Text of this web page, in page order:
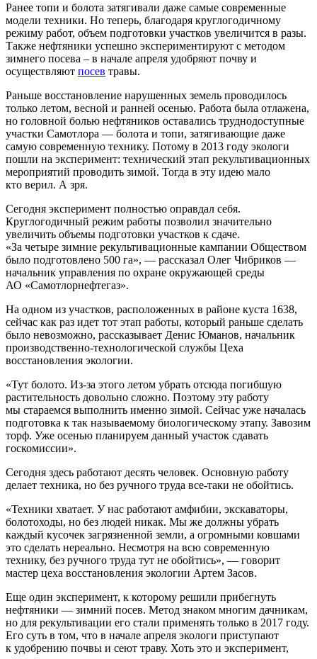
Ранее топи и болота затягивали даже самые современные
модели техники. Но теперь, благодаря круглогодичному
режиму работ, объем подготовки участков увеличится в разы.
Также нефтяники успешно экспериментируют с методом
зимнего посева – в начале апреля удобряют почву и
осуществляют посев травы.
Раньше восстановление нарушенных земель проводилось
только летом, весной и ранней осенью. Работа была отлажена,
но головной болью нефтяников оставались труднодоступные
участки Самотлора — болота и топи, затягивающие даже
самую современную технику. Потому в 2013 году экологи
пошли на эксперимент: технический этап рекультивационных
мероприятий проводить зимой. Тогда в эту идею мало
кто верил. А зря.
Сегодня эксперимент полностью оправдал себя.
Круглогодичный режим работы позволил значительно
увеличить объемы подготовки участков к сдаче.
«За четыре зимние рекультивационные кампании Обществом
было подготовлено 500 га», — рассказал Олег Чибриков —
начальник управления по охране окружающей среды
АО «Самотлорнефтегаз».
На одном из участков, расположенных в районе куста 1638,
сейчас как раз идет тот этап работы, который раньше сделать
было невозможно, рассказывает Денис Юманов, начальник
производственно-технологической службы Цеха
восстановления экологии.
«Тут болото. Из-за этого летом убрать отсюда погибшую
растительность довольно сложно. Поэтому эту работу
мы стараемся выполнить именно зимой. Сейчас уже началась
подготовка к так называемому биологическому этапу. Завозим
торф. Уже осенью планируем данный участок сдавать
госкомиссии».
Сегодня здесь работают десять человек. Основную работу
делает техника, но без ручного труда все-таки не обойтись.
«Техники хватает. У нас работают амфибии, экскаваторы,
болотоходы, но без людей никак. Мы же должны убрать
каждый кусочек загрязненной земли, а огромными ковшами
это сделать нереально. Несмотря на всю современную
технику, без ручного труда тут не обойтись», — говорит
мастер цеха восстановления экологии Артем Засов.
Еще один эксперимент, к которому решили прибегнуть
нефтяники — зимний посев. Метод знаком многим дачникам,
но для рекультивации его стали применять только в 2017 году.
Его суть в том, что в начале апреля экологи приступают
к удобрению почвы и сеют траву. Хоть это и эксперимент,